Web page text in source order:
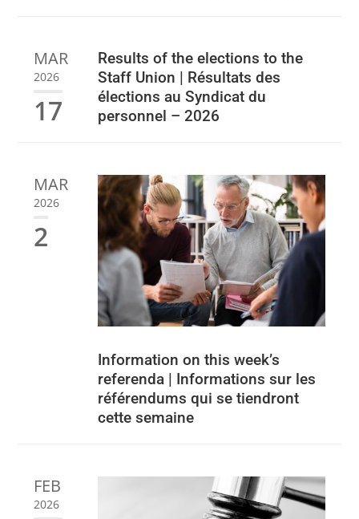
MAR
2026
17
Results of the elections to the
Staff Union | Résultats des
élections au Syndicat du
personnel – 2026
MAR
2026
2
Information on this week’s
referenda | Informations sur les
référendums qui se tiendront
cette semaine
FEB
2026